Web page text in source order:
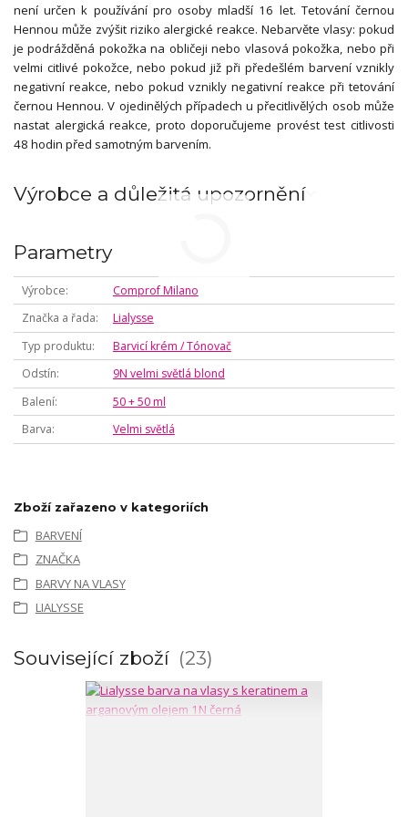
není určen k používání pro osoby mladší 16 let. Tetování černou
Hennou může zvýšit riziko alergické reakce. Nebarvěte vlasy: pokud
je podrážděná pokožka na obličeji nebo vlasová pokožka, nebo při
velmi citlivé pokožce, nebo pokud již při předešlém barvení vznikly
negativní reakce, nebo pokud vznikly negativní reakce při tetování
černou Hennou. V ojedinělých případech u přecitlivělých osob může
nastat alergická reakce, proto doporučujeme provést test citlivosti
48 hodin před samotným barvením.
Výrobce a důležitá upozornění
Parametry
Výrobce
Comprof Milano
Značka a řada
Lialysse
Typ produktu
Barvicí krém / Tónovač
Odstín
9N velmi světlá blond
Balení
50 + 50 ml
Barva
Velmi světlá
Zboží zařazeno v kategoriích
BARVENÍ
ZNAČKA
BARVY NA VLASY
LIALYSSE
Související zboží 23